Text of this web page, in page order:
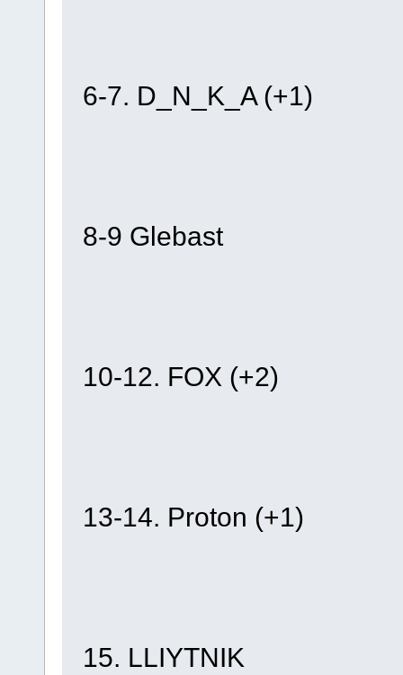
6-7. D_N_K_A (+1)
8-9 Glebast
10-12. FOX (+2)
13-14. Proton (+1)
15. LLIYTNIK